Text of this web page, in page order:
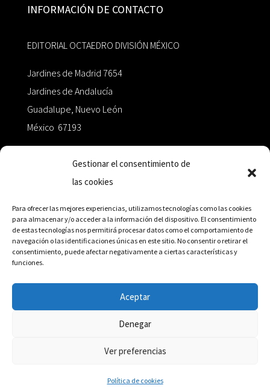
Gestionar el consentimiento de
las cookies
Para ofrecer las mejores experiencias, utilizamos tecnologías como las cookies
para almacenar y/o acceder a la información del dispositivo. El consentimiento
de estas tecnologías nos permitirá procesar datos como el comportamiento de
navegación o las identificaciones únicas en este sitio. No consentir o retirar el
consentimiento, puede afectar negativamente a ciertas características y
funciones.
Aceptar
Denegar
Ver preferencias
Política de cookies
INFORMACIÓN DE CONTACTO
EDITORIAL OCTAEDRO DIVISIÓN MÉXICO
Jardines de Madrid 7654
Jardines de Andalucía
Guadalupe, Nuevo León
México 67193
+52 811.499.5638
RED DE DISTRIBUCIÓN